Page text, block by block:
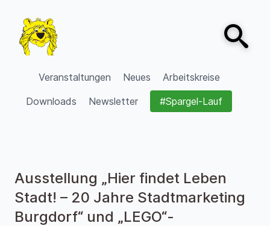
VVV Burgdorf
Veranstaltungen Neues
Arbeitskreise
Downloads
Newsletter #Spargel-Lauf
Open
Ausstellung „Hier findet Leben
Stadt! – 20 Jahre Stadtmarketing
Burgdorf“ und „LEGO“-